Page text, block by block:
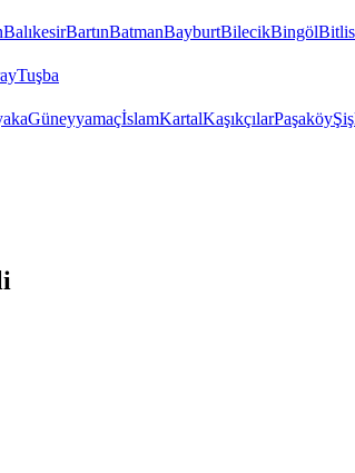
BalıkesirBartınBatmanBayburtBilecikBingölBitlis
Tuşba
GüneyyamaçİslamKartalKaşıkçılarPaşaköy